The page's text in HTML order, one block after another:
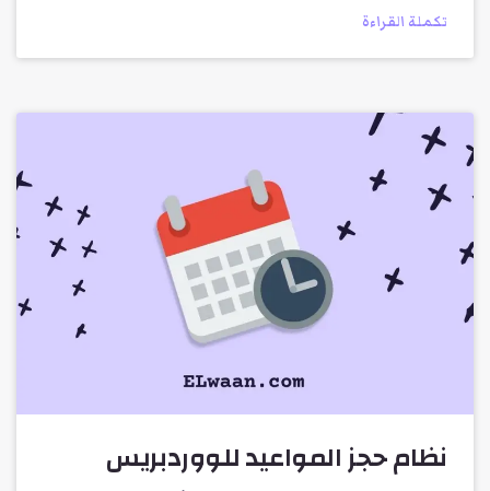
تكملة القراءة
نظام حجز المواعيد للووردبريس